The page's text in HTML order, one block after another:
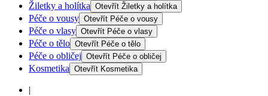
Žiletky a holítka Otevřít Žiletky a holítka
Péče o vousy Otevřít Péče o vousy
Péče o vlasy Otevřít Péče o vlasy
Péče o tělo Otevřít Péče o tělo
Péče o obličej Otevřít Péče o obličej
Kosmetika Otevřít Kosmetika
|